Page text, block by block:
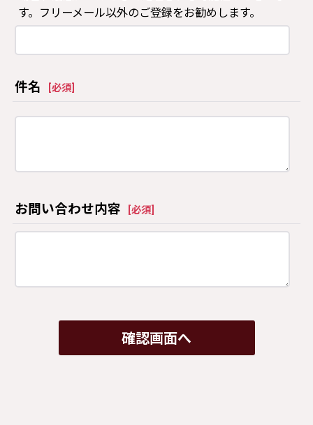
す。フリーメール以外のご登録をお勧めします。
件名 必須
お問い合わせ内容 必須
確認画面へ